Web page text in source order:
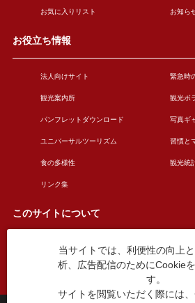
お気に入りリスト お知ら
お役立ち情報
法人向けサイト 緊急時
観光案内所 観光ボ
パンフレットダウンロード 写真ギ
ユニバーサルツーリズム 習慣と
食の多様性 観光統
リンク集
このサイトについて
このサイトについて 広告掲
お問い合わせ
当サイトでは、利便性の向上
析、広告配信のためにCookie
す。
サイトを閲覧いただく際には